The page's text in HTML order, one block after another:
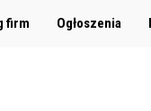
firm Ogłoszenia